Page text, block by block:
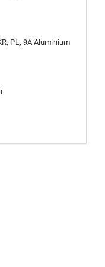
PL, 9A Aluminium